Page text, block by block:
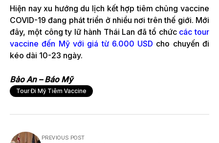
Hiện nay xu hướng du lịch kết hợp tiêm chủng vaccine
COVID-19 đang phát triển ở nhiều nơi trên thế giới. Mới
đây, một công ty lữ hành Thái Lan đã tổ chức các tour
vaccine đến Mỹ với giá từ 6.000 USD cho chuyến đi
kéo dài 10-23 ngày.
Bảo An – Báo Mỹ
Tour Đi Mỹ Tiêm Vaccine
PREVIOUS POST